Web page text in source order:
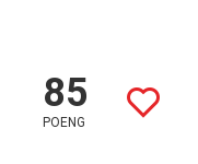
85
POENG